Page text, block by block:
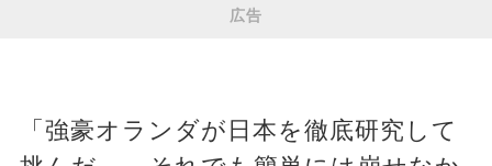
広告
「強豪オランダが日本を徹底研究して